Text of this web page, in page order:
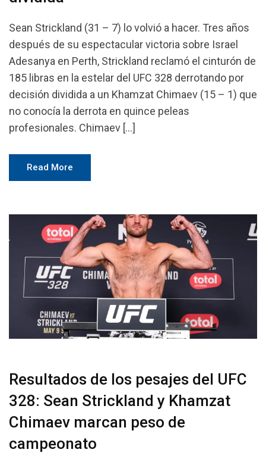
Sean Strickland (31 – 7) lo volvió a hacer. Tres años
después de su espectacular victoria sobre Israel
Adesanya en Perth, Strickland reclamó el cinturón de
185 libras en la estelar del UFC 328 derrotando por
decisión dividida a un Khamzat Chimaev (15 – 1) que
no conocía la derrota en quince peleas
profesionales. Chimaev […]
Read More
Resultados de los pesajes del UFC
328: Sean Strickland y Khamzat
Chimaev marcan peso de
campeonato